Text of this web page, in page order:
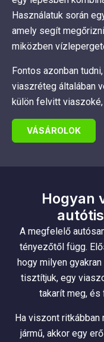
Használatuk során
amely segít
miközben
Fontos azonban
viaszréteg általában
külön felvitt
VÁSÁROLOK
Hogyan
A megfelelő
tényezőtől függ.
hogy milyen
tisztítjuk, egy
takarít meg,
Ha viszont ritkábban
jármű, akkor egy